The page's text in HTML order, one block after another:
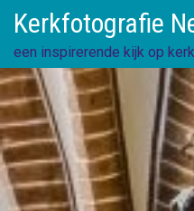
content
Kerkfotografie
een inspirerende kijk op